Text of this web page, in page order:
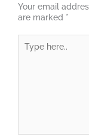
Your email
are marked *
here..